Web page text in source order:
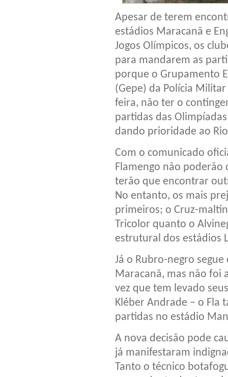
Apesar de terem
estádios Maracanã e
Jogos Olímpicos, os
para mandarem as
porque o Grupamento
(Gepe) da Polícia
feira, não ter o
partidas das
dando prioridade ao
Com o comunicado
Flamengo não poderão
terão que encontrar
No entanto, os mais
primeiros; o Cruz-
Tricolor quanto o
estrutural dos estádios
Já o Rubro-negro
Maracanã, mas não foi
vez que tem levado
Kléber Andrade – o Fla
partidas no estádio
A nova decisão pode
já manifestaram
Tanto o técnico